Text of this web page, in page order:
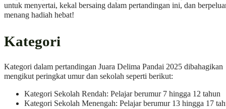
untuk menyertai, kekal bersaing dalam pertandingan ini, dan
menang hadiah hebat!
Kategori
Kategori dalam pertandingan Juara Delima Pandai 2025 dibahagikan
mengikut peringkat umur dan sekolah seperti berikut:
Kategori Sekolah Rendah: Pelajar berumur 7 hingga 12 tahun
Kategori Sekolah Menengah: Pelajar berumur 13 hingga 17